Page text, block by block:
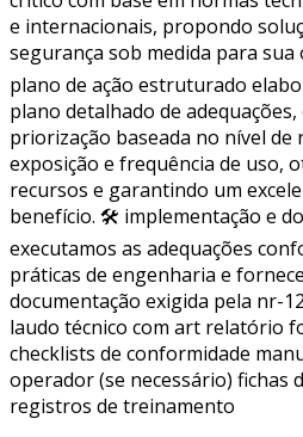
e internacionais, propondo
segurança sob medida para
plano de ação estruturado
plano detalhado de adequações,
priorização baseada no nível de
exposição e frequência de uso,
recursos e garantindo um
benefício. 🛠 implementação e
executamos as adequações
práticas de engenharia e
documentação exigida pela nr-
laudo técnico com art relatório
checklists de conformidade
operador (se necessário) fichas
registros de treinamento